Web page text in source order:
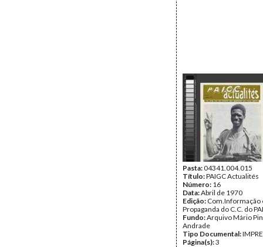
Pasta:04341.004.015
Título:PAIGC Actualités
Número: 16
Data:Abril de 1970
Edição: Com.Informação
Propaganda do C.C. do
Fundo:Arquivo Mário
Andrade
Tipo Documental:
Página(s):3